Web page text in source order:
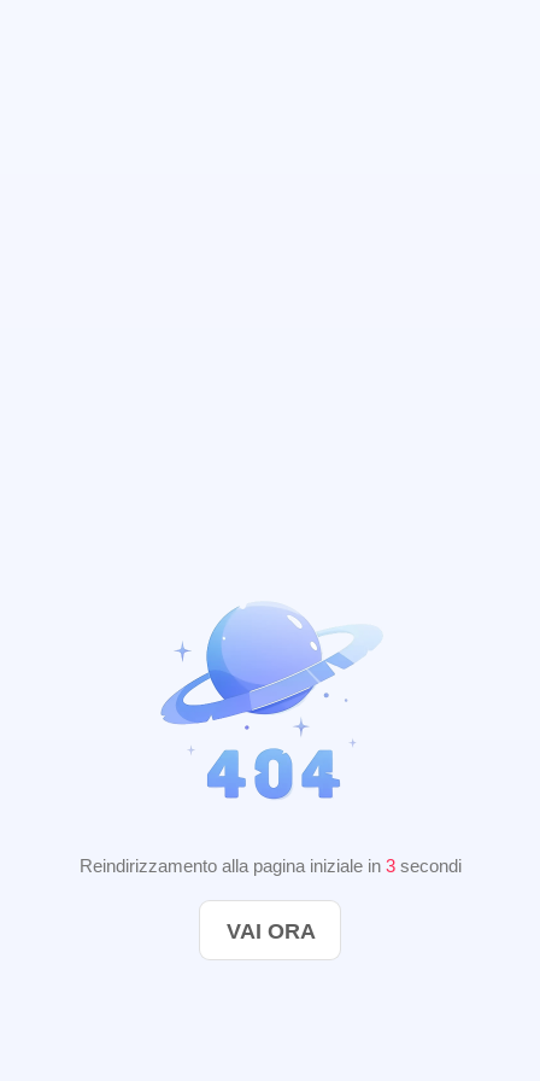
Reindirizzamento alla pagina iniziale in 2secondi
VAI ORA